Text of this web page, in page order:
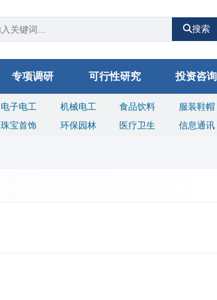
搜索
专项调研 可行性研究 投资咨询
电子电工 机械电工 食品饮料 服装鞋帽
珠宝首饰 环保园林 医疗卫生 信息通讯